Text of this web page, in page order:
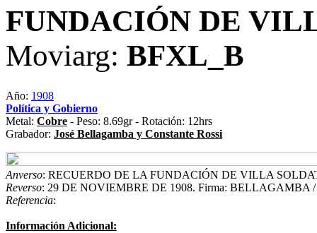
FUNDACIÓN DE
Moviarg: BFXL_B
Año: 1908
Política y Gobierno
Metal: Cobre - Peso: 8.69gr - Rotación: 12hrs
Grabador: José Bellagamba y Constante Rossi
Anverso: RECUERDO DE LA FUNDACIÓN DE VILLA
Reverso: 29 DE NOVIEMBRE DE 1908. Firma: BELLAGAMBA /
Referencia:
Información Adicional: